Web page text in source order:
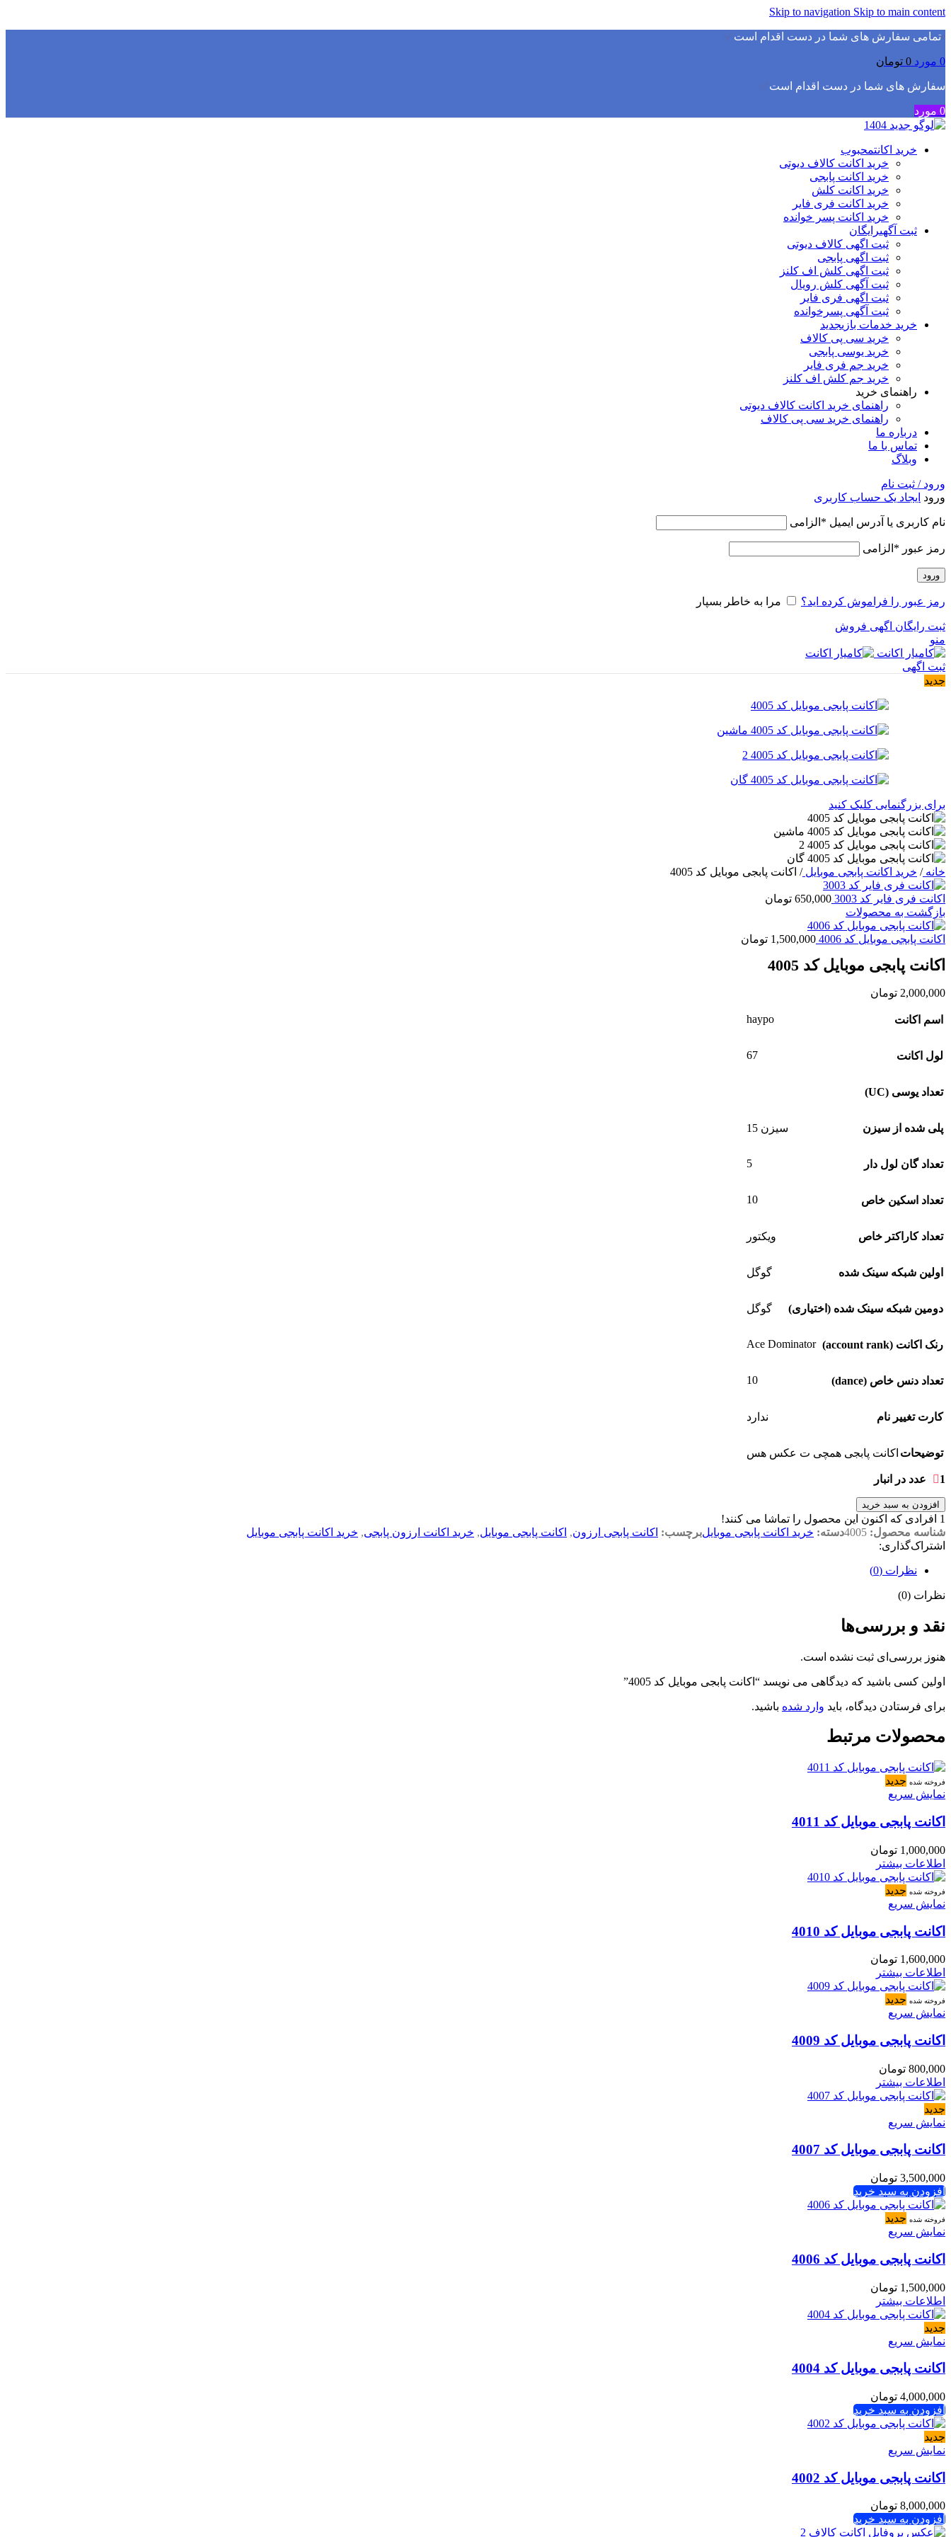
Skip to navigation Skip to main content
▫️تمامی سفارش های شما در دست اقدام است✅
0 مورد 0 تومان
سفارش های شما در دست اقدام است✅
0 مورد
خرید اکانتمحبوب
خرید اکانت کالاف دیوتی
خرید اکانت پابجی
خرید اکانت کلش
خرید اکانت فری فایر
خرید اکانت پسر خوانده
ثبت آگهیرایگان
ثبت اگهی کالاف دیوتی
ثبت اگهی پابجی
ثبت اگهی کلش اف کلنز
ثبت آگهی کلش رویال
ثبت اگهی فری فایر
ثبت آگهی پسرخوانده
خرید خدمات بازیجدید
خرید سی پی کالاف
خرید یوسی پابجی
خرید جم فری فایر
خرید جم کلش اف کلنز
راهنمای خرید
راهنمای خرید اکانت کالاف دیوتی
راهنمای خرید سی پی کالاف
درباره ما
تماس با ما
وبلاگ
ورود / ثبت نام
ورود ایجاد یک حساب کاربری
نام کاربری یا آدرس ایمیل * الزامی
رمز عبور * الزامی
ورود
رمز عبور را فراموش کرده اید؟ مرا به خاطر بسپار
ثبت رایگان اگهی فروش
منو
ثبت اگهی
جدید
برای بزرگنمایی کلیک کنید
خانه/ خرید اکانت پابجی موبایل/ اکانت پابجی موبایل کد 4005
اکانت فری فایر کد 3003 650,000 تومان
بازگشت به محصولات
اکانت پابجی موبایل کد 4006 1,500,000 تومان
اکانت پابجی موبایل کد 4005
2,000,000 تومان
اسم اکانت haypo
لول اکانت 67
تعداد یوسی (UC)
پلی شده از سیزن سیزن 15
تعداد گان لول دار 5
تعداد اسکین خاص 10
تعداد کاراکتر خاص ویکتور
اولین شبکه سینک شده گوگل
دومین شبکه سینک شده (اختیاری) گوگل
رنک اکانت (account rank) Ace Dominator
تعداد دنس خاص (dance) 10
کارت تغییر نام ندارد
توضیحات اکانت پابجی همچی ت عکس هس
1 عدد در انبار
افزودن به سبد خرید
1 افرادی که اکنون این محصول را تماشا می کنند!
شناسه محصول: 4005دسته: خرید اکانت پابجی موبایلبرچسب: اکانت پابجی ارزون, اکانت پابجی موبایل, خرید اکانت ارزون پابجی, خرید اکانت پابجی موبایل
اشتراک‌گذاری:
نظرات (0)
نظرات (0)
نقد و بررسی‌ها
هنوز بررسی‌ای ثبت نشده است.
اولین کسی باشید که دیدگاهی می نویسد “اکانت پابجی موبایل کد 4005”
برای فرستادن دیدگاه، باید وارد شده باشید.
محصولات مرتبط
فروخته شده جدید
نمایش سریع
اکانت پابجی موبایل کد 4011
1,000,000 تومان
اطلاعات بیشتر
فروخته شده جدید
نمایش سریع
اکانت پابجی موبایل کد 4010
1,600,000 تومان
اطلاعات بیشتر
فروخته شده جدید
نمایش سریع
اکانت پابجی موبایل کد 4009
800,000 تومان
اطلاعات بیشتر
جدید
نمایش سریع
اکانت پابجی موبایل کد 4007
3,500,000 تومان
افزودن به سبد خرید
فروخته شده جدید
نمایش سریع
اکانت پابجی موبایل کد 4006
1,500,000 تومان
اطلاعات بیشتر
جدید
نمایش سریع
اکانت پابجی موبایل کد 4004
4,000,000 تومان
افزودن به سبد خرید
جدید
نمایش سریع
اکانت پابجی موبایل کد 4002
8,000,000 تومان
افزودن به سبد خرید